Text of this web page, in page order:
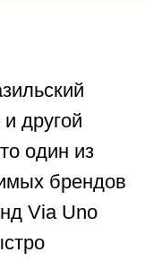
другой
один из
брендов
Via Uno